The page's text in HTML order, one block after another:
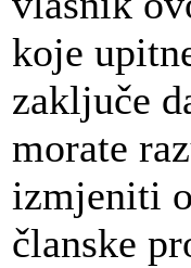
koje
zaključe
morate
izmjeniti
članske